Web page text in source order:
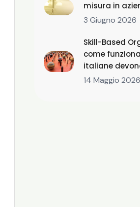
misura in
3 Giugno 2026
Skill-Based
come
italiane
14 Maggio 2026